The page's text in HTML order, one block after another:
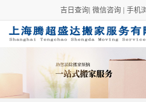
吉日查询 微信咨询 手机